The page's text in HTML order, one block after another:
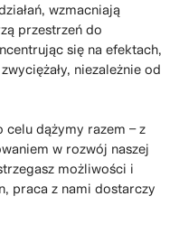
wzmacniają
przestrzeń do
się na efektach,
niezależnie od
celu dążymy razem – z
w rozwój naszej
możliwości i
praca z nami dostarczy